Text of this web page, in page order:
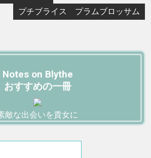
プチブライス プラムブロッサム
Notes on Blythe
おすすめの一冊
敵な出会いを貴女に